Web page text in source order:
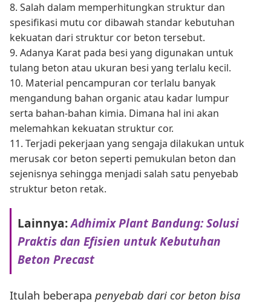
8. Salah dalam memperhitungkan struktur dan
spesifikasi mutu cor dibawah standar kebutuhan
kekuatan dari struktur cor beton tersebut.
9. Adanya Karat pada besi yang digunakan untuk
tulang beton atau ukuran besi yang terlalu kecil.
10. Material pencampuran cor terlalu banyak
mengandung bahan organic atau kadar lumpur
serta bahan-bahan kimia. Dimana hal ini akan
melemahkan kekuatan struktur cor.
11. Terjadi pekerjaan yang sengaja dilakukan untuk
merusak cor beton seperti pemukulan beton dan
sejenisnya sehingga menjadi salah satu penyebab
struktur beton retak.
Lainnya:Adhimix Plant Bandung: Solusi
Praktis dan Efisien untuk Kebutuhan
Beton Precast
Itulah beberapa penyebab dari cor beton bisa